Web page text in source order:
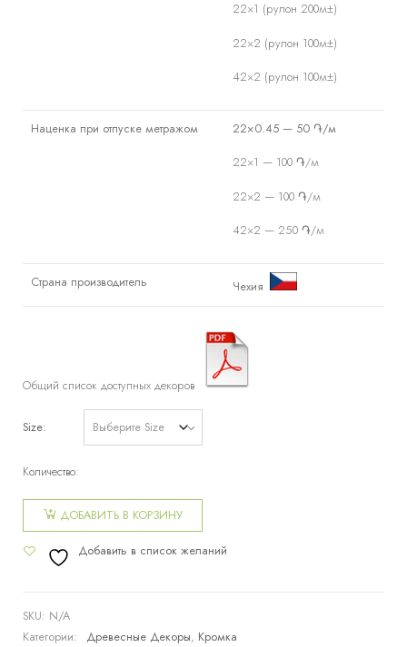
22×1 (рулон 200м±)
22×2 (рулон 100м±)
42×2 (рулон 100м±)
Наценка при отпуске метражом 22×0.45 — 50 ֏/м
22×1 — 100 ֏/м
22×2 — 100 ֏/м
42×2 — 250 ֏/м
Страна производитель Чехия
Общий список доступных декоров
Size
Количество:
товара
Кромка
ABS 1312
ДОБАВИТЬ В КОРЗИНУ
Добавить в список желаний
SKU: N/A
Категории:
Древесные Декоры, Кромка